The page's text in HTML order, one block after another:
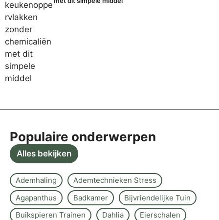
Populaire onderwerpen
Alles bekijken
Ademhaling
Ademtechnieken Stress
Agapanthus
Badkamer
Bijvriendelijke Tuin
Buikspieren Trainen
Dahlia
Eierschalen